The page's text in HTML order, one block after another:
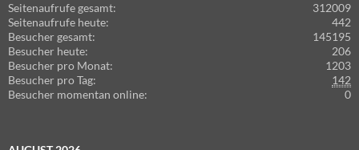
312009
Seitenaufrufe gesamt:
442
Seitenaufrufe heute:
145195
Besucher gesamt:
206
Besucher heute:
1203
Besucher pro Monat:
142
Besucher pro Tag:
0
Besucher momentan online: